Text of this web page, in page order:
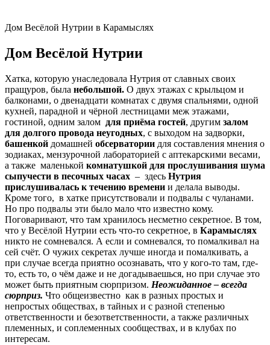
Дом Весёлой Нутрии в Карамыслях
Дом Весёлой Нутрии
Хатка, которую унаследовала Нутрия от славных своих
пращуров, была небольшой. О двух этажах с крыльцом и
балконами, о двенадцати комнатах с двумя спальнями, одной
кухней, парадной и чёрной лестницами меж этажами,
гостиной, одним залом для приёма гостей, другим залом
для долгого провода неугодных, с выходом на задворки,
башенкой домашней обсерватории для составления мнения о
зодиаках, мензурочной лабораторией с аптекарскими весами,
а также маленькой комнатушкой для прослушивания шума
сыпучести в песочных часах – здесь Нутрия
прислушивалась к течению времени и делала выводы.
Кроме того, в хатке присутствовали и подвалы с чуланами.
Но про подвалы эти было мало что известно кому.
Поговаривают, что там хранилось несметно секретное. В том,
что у Весёлой Нутрии есть что-то секретное, в Карамыслях
никто не сомневался. А если и сомневался, то помалкивал на
сей счёт. О чужих секретах лучше иногда и помалкивать, а
при случае всегда приятно осознавать, что у кого-то там, где-
то, есть то, о чём даже и не догадываешься, но при случае это
может быть приятным сюрпризом. Неожиданное – всегда
сюрприз. Что общеизвестно как в разных простых и
непростых обществах, в тайных и с разной степенью
ответственности и безответственности, а также различных
племенных, и соплеменных сообществах, и в клубах по
интересам.